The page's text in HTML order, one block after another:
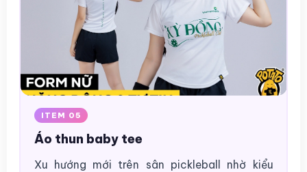
ITEM 05
Áo thun baby tee
Xu hướng mới trên sân pickleball nhờ kiểu